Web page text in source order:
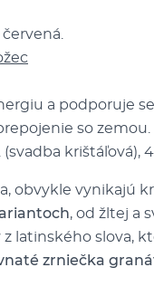
a podporuje
so zemou.
(svadba krištáľová),
obvykle vynikajú
, od žltej a
latinského slova,
zrniečka